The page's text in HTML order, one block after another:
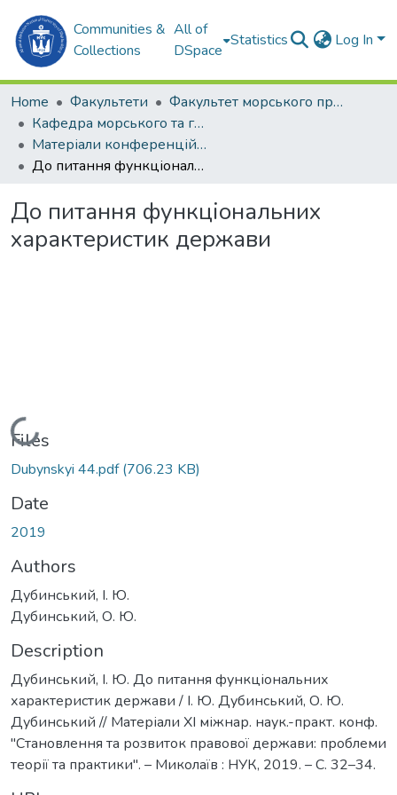
Communities &
Collections
All of
DSpace
Statistics Log In
Home Факультети
Факультет морського права (ФМП)
Кафедра морського та господарського права (М та ГП)
Матеріали конференцій (М та ГП)
До питання функціональних характеристик держави
До питання функціональних
характеристик держави
Loading...
Files
Dubynskyi 44.pdf(706.23 KB)
Date
2019
Authors
Дубинський, І. Ю.
Дубинський, О. Ю.
Description
Дубинський, І. Ю. До питання функціональних
характеристик держави / І. Ю. Дубинський, О. Ю.
Дубинський // Матеріали ХІ міжнар. наук.-практ. конф.
"Становлення та розвиток правової держави: проблеми
теорії та практики". – Миколаїв : НУК, 2019. – С. 32–34.